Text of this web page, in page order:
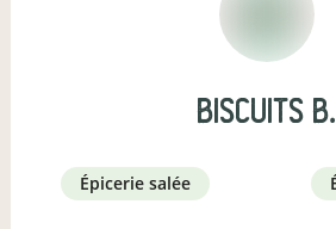
biscuits b.
épicerie salée